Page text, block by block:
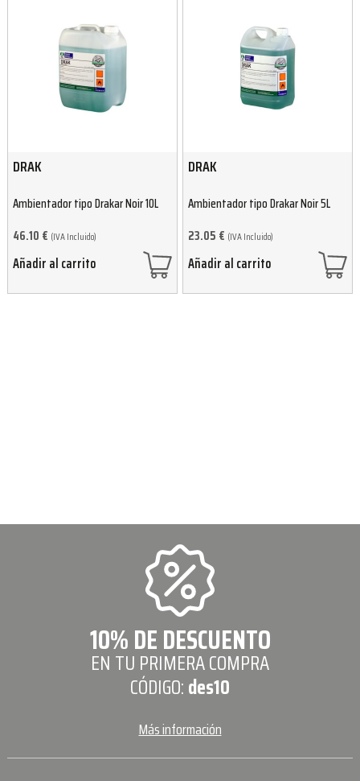
DRAK
Ambientador tipo Drakar Noir 10L
46.10 € (IVA Incluido)
Añadir al carrito
DRAK
Ambientador tipo Drakar Noir 5L
23.05 € (IVA Incluido)
Añadir al carrito
10% DE DESCUENTO
EN TU PRIMERA COMPRA
CÓDIGO:des10
Más información